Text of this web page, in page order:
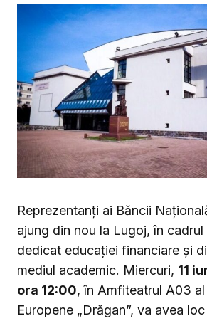
Reprezentanți ai Băncii
ajung din nou la Lugoj, în
dedicat educației financiare și
mediul academic. Miercuri, 11
ora 12:00, în Amfiteatrul A03
Europene „Drăgan”, va avea